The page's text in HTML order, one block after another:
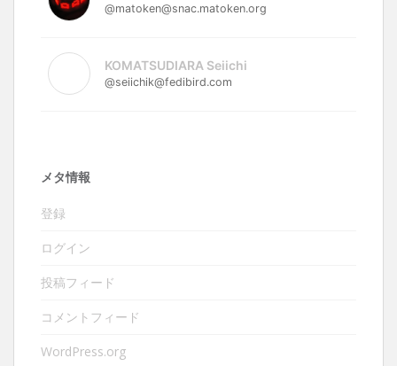
@matoken@snac.matoken.org
KOMATSUDIARA Seiichi
@seiichik@fedibird.com
メタ情報
登録
ログイン
投稿フィード
コメントフィード
WordPress.org